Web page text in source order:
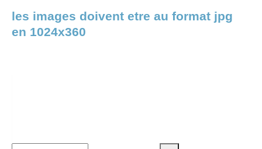
les images doivent etre au format jpg
en 1024x360